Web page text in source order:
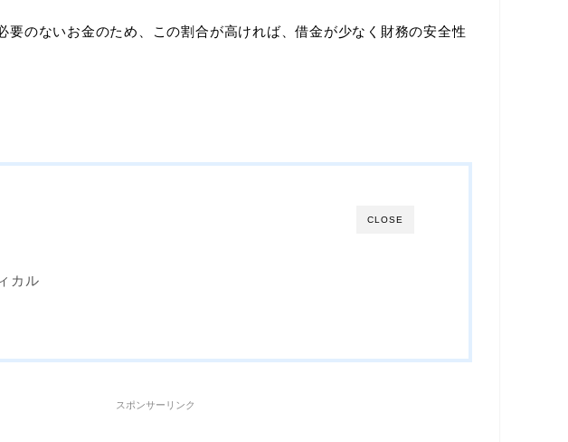
要のないお金のため、この割合が高ければ、借金が少なく財務の安全性
CLOSE
カル
スポンサーリンク